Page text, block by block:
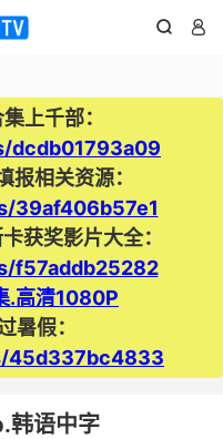
 
上千部：
dcdb01793a09
报相关资源：
39af406b57e1
获奖影片大全：
f57addb25282
.高清1080P
暑假：
45d337bc4833
语中字